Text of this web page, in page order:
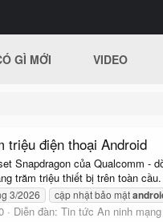
GÌ MỚI VIDEO
triệu điện thoại Android
Snapdragon của Qualcomm
trăm triệu thiết bị trên toàn
3/2026 cập nhật bảo mật
Diễn đàn: Tin tức An ninh mạng